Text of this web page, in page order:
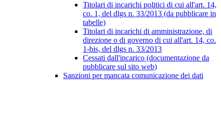
Titolari di incarichi politici di cui all'art. 14,
co. 1, del dlgs n. 33/2013 (da pubblicare in
tabelle)
Titolari di incarichi di amministrazione, di
direzione o di governo di cui all'art. 14, co.
1-bis, del dlgs n. 33/2013
Cessati dall'incarico (documentazione da
pubblicare sul sito web)
Sanzioni per mancata comunicazione dei dati